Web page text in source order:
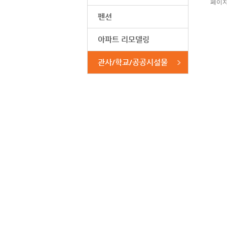
펜션
아파트 리모델링
관사/학교/공공시설물
페이